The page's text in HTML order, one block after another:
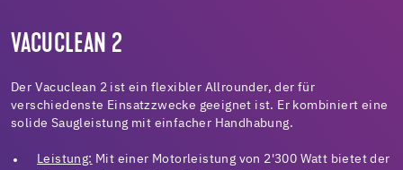
VACUCLEAN 2
Der Vacuclean 2 ist ein flexibler Allrounder, der für
verschiedenste Einsatzzwecke geeignet ist. Er kombiniert eine
solide Saugleistung mit einfacher Handhabung.
Leistung: Mit einer Motorleistung von 2'300 Watt bietet der